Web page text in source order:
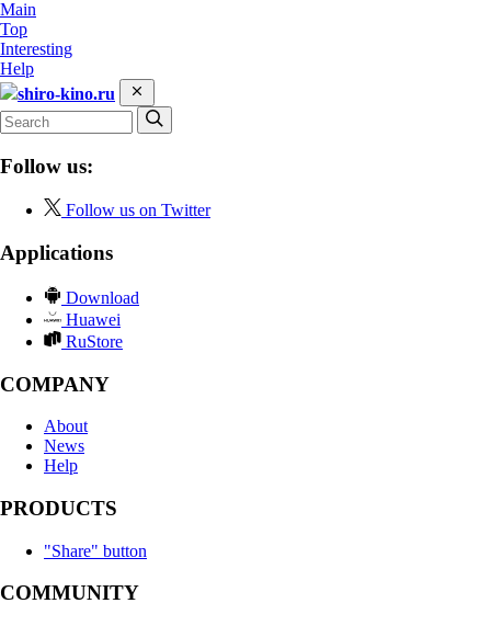
Main
Top
Interesting
Help
shiro-kino.ru
Follow us:
Follow us on Twitter
Applications
Download
Huawei
RuStore
COMPANY
About
News
Help
PRODUCTS
"Share" button
COMMUNITY